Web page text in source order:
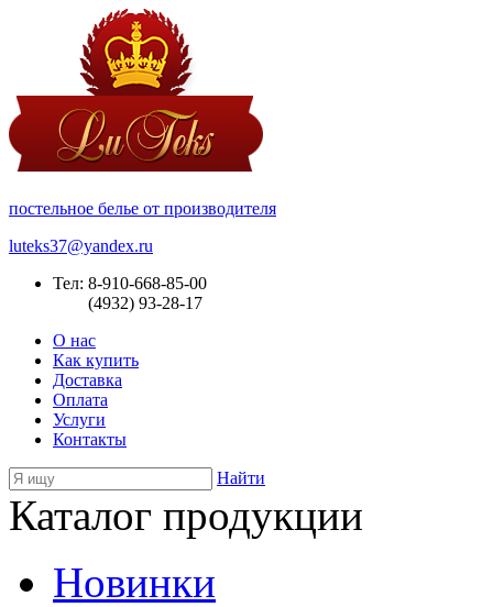
постельное белье от производителя
luteks37@yandex.ru
Тел: 8-910-668-85-00
(4932) 93-28-17
О нас
Как купить
Доставка
Оплата
Услуги
Контакты
Найти
Каталог продукции
Новинки